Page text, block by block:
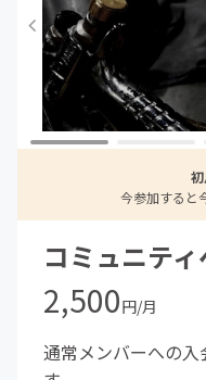
今参加すると
コミュニテ
2,500円/月
通常メンバーへの